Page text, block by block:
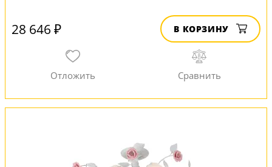
28 646 ₽ В КОРЗИНУ